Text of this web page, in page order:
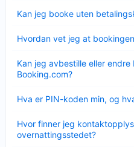
Kan jeg booke uten
mindre
Hvordan vet jeg at
mindre
Kan jeg avbestille eller endre
Booking.com?
mindre
Hva er PIN-koden min, og
mindre
Hvor finner jeg
overnattingsstedet?
mindre